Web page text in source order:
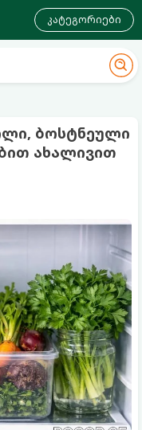
კატეგორიები
ბოსტნეული
ახალივით